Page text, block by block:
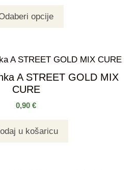
opcije
A STREET GOLD MIX
CURE
0,90 €
u košaricu